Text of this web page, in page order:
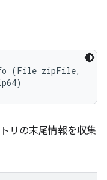
(File zipFile,
リの末尾情報を収集